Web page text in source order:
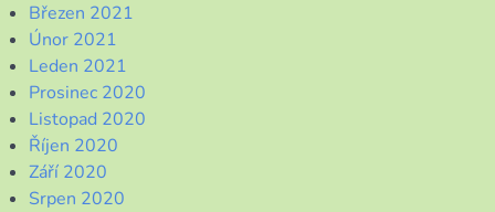
Březen 2021
Únor 2021
Leden 2021
Prosinec 2020
Listopad 2020
Říjen 2020
Září 2020
Srpen 2020